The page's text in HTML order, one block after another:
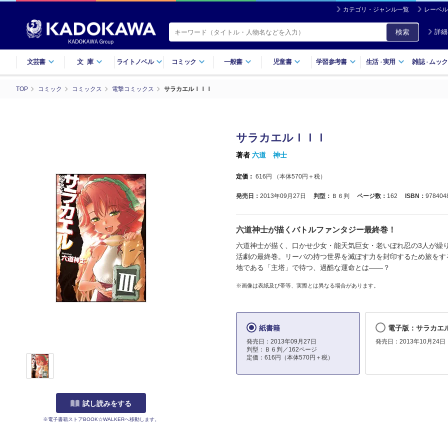
カテゴリ・ジャンル一覧 レーベ
検索 詳
文芸書 文庫 ライトノベル コミック 一般書 児童書 学習参考書 生活・実用 雑誌・ ムック
TOP コミック コミックス 電撃コミックス サラカエルＩＩＩ
試し読みをする
※電子書籍ストアBOOK☆WALKERへ移動します。
サラカエルＩＩＩ
著者 六道 神士
定価： 616 円 （本体570円＋税）
発売日： 2013年09月27日 判型： Ｂ６判 ページ数： 162 ISBN：
六道神士が描くバトルファンタジー最終巻！
六道神士が描く、口かせ少女・能天気巨女・老いぼれ忍の3人が繰
活劇の最終巻。リーバの持つ世界を滅ぼす力を封印するため旅をす
地である「主塔」で待つ、過酷な運命とは――？
※画像は表紙及び帯等、実際とは異なる場合があります。
紙書籍
発売日：2013年09月27日
判型：Ｂ６判／162ページ
定価：616円（本体570円＋税）
電子版：サラカエ
発売日：2013年10月24日